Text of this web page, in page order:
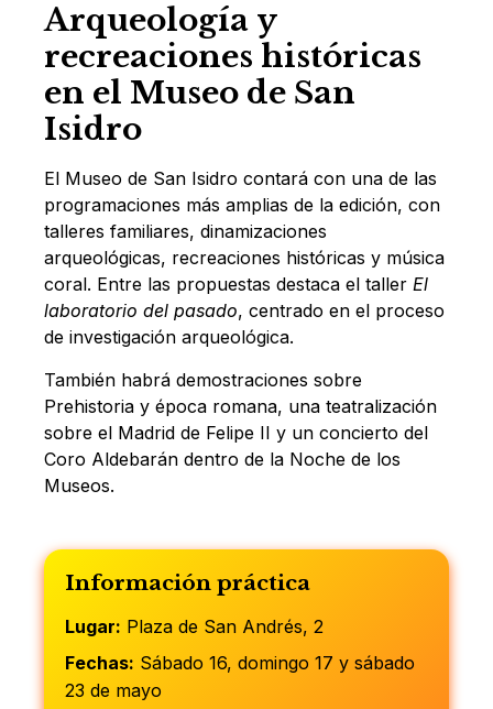
Arqueología y
recreaciones históricas
en el Museo de San
Isidro
El Museo de San Isidro contará con una de las
programaciones más amplias de la edición, con
talleres familiares, dinamizaciones
arqueológicas, recreaciones históricas y música
coral. Entre las propuestas destaca el taller El
laboratorio del pasado, centrado en el proceso
de investigación arqueológica.
También habrá demostraciones sobre
Prehistoria y época romana, una teatralización
sobre el Madrid de Felipe II y un concierto del
Coro Aldebarán dentro de la Noche de los
Museos.
Información práctica
Lugar: Plaza de San Andrés, 2
Fechas: Sábado 16, domingo 17 y sábado
23 de mayo